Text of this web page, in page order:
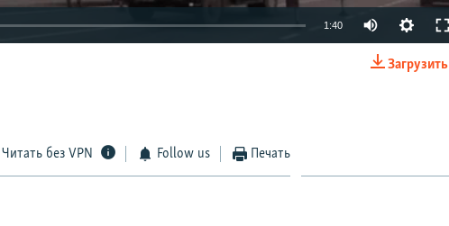
SHARE
1:40
Загрузить
Читать без VPN Follow us Печать